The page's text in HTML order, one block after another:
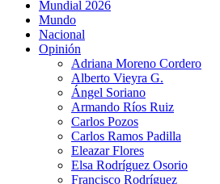
Mundial 2026
Mundo
Nacional
Opinión
Adriana Moreno Cordero
Alberto Vieyra G.
Ángel Soriano
Armando Ríos Ruiz
Carlos Pozos
Carlos Ramos Padilla
Eleazar Flores
Elsa Rodríguez Osorio
Francisco Rodríguez